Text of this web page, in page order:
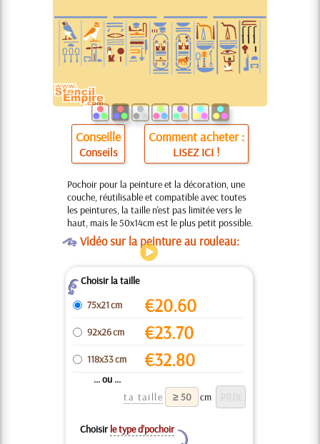
Conseille
Conseils
Comment acheter :
LISEZ ICI !
Pochoir pour la peinture et la décoration, une
couche, réutilisable et compatible avec toutes
les peintures, la taille n'est pas limitée vers le
haut, mais le 50x14cm est le plus petit possible.
OVidéo sur la peinture au rouleau:
ZChoisir la taille
75x21 cm
€20.60
92x26 cm €23.70
118x33 cm €32.80
... ou ...
ta taille
cm
Choisir le type d’pochoir
Y